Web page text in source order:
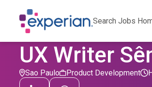
Search Jobs
UX Writer
Sao Paulo Product Development